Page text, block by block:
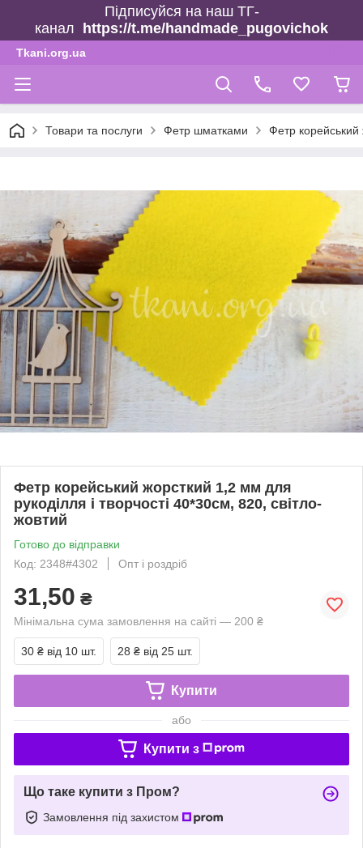
Підписуйся на наш ТГ-
канал
https://t.me/handmade_pugovichok
Tkani.org.ua
Товари та послуги Фетр шматками Фетр
Фетр корейський жорсткий 1,2 мм для
рукоділля і творчості 40*30см, 820, світло-
жовтий
Готово до відправки
Код: 2348#4302
Опт і роздріб
31,50 ₴
Мінімальна сума замовлення на сайті — 200 ₴
30 ₴ від 10 шт. 28 ₴ від 25 шт.
Купити
або
Купити з
Що таке купити з Пром?
Замовлення під захистом